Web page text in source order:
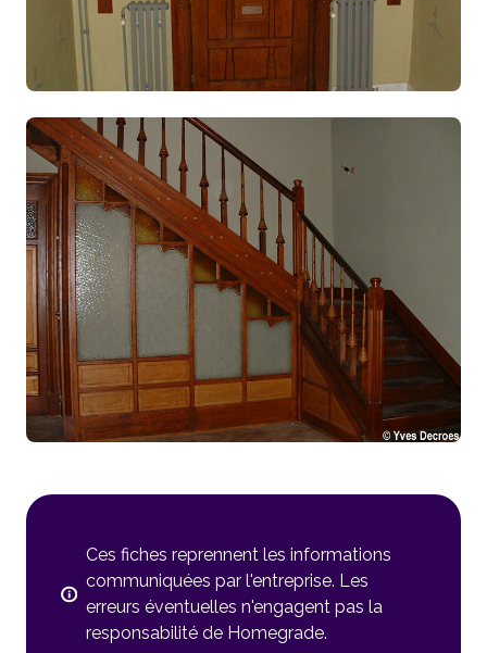
Ces fiches reprennent les informations
communiquées par l'entreprise. Les
erreurs éventuelles n'engagent pas la
responsabilité de Homegrade.